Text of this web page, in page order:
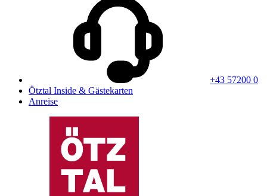
+43 57200 0
Ötztal Inside & Gästekarten
Anreise